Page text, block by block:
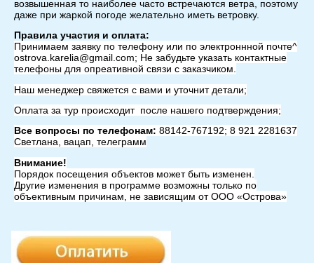
возвышенная то наиболее часто встречаются ветра, поэтому
даже при жаркой погоде желательно иметь ветровку.
Правила участия и оплата:
Принимаем заявку по телефону или по электроннной почте^
ostrova.karelia@gmail.com; Не забудьте указать контактные
телефоны для опреативной связи с заказчиком.
Наш менеджер свяжется с вами и уточнит детали;
Оплата за тур происходит после нашего подтверждения;
Все вопросы по телефонам: 88142-767192; 8 921 2281637
Светлана, вацап, телеграмм
Внимание!
Порядок посещения объектов может быть изменен.
Другие изменения в программе возможны только по
объективным причинам, не зависящим от ООО «Острова»